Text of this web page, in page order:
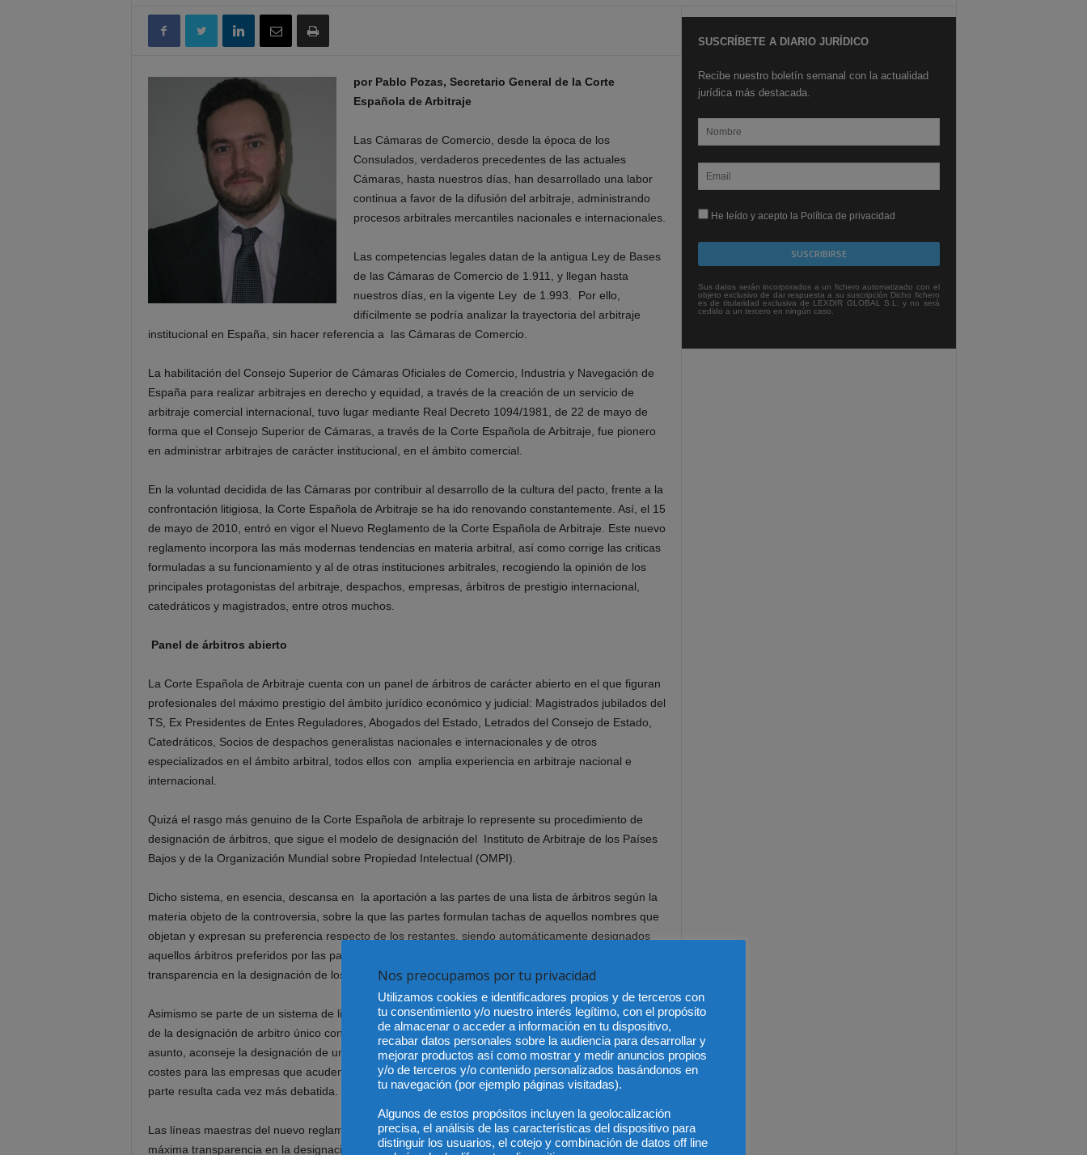
por Pablo Pozas, Secretario General de la Corte
Española de Arbitraje
Las Cámaras de Comercio, desde la época de los
Consulados, verdaderos precedentes de las actuales
Cámaras, hasta nuestros días, han desarrollado una labor
continua a favor de la difusión del arbitraje, administrando
procesos arbitrales mercantiles nacionales e internacionales.
Las competencias legales datan de la antigua Ley de Bases
de las Cámaras de Comercio de 1.911, y llegan hasta
nuestros días, en la vigente Ley de 1.993. Por ello,
difícilmente se podría analizar la trayectoria del arbitraje
institucional en España, sin hacer referencia a las Cámaras de Comercio.
La habilitación del Consejo Superior de Cámaras Oficiales de Comercio, Industria y Navegación de
España para realizar arbitrajes en derecho y equidad, a través de la creación de un servicio de
arbitraje comercial internacional, tuvo lugar mediante Real Decreto 1094/1981, de 22 de mayo de
forma que el Consejo Superior de Cámaras, a través de la Corte Española de Arbitraje, fue pionero
en administrar arbitrajes de carácter institucional, en el ámbito comercial.
En la voluntad decidida de las Cámaras por contribuir al desarrollo de la cultura del pacto, frente a la
confrontación litigiosa, la Corte Española de Arbitraje se ha ido renovando constantemente. Así, el 15
de mayo de 2010, entró en vigor el Nuevo Reglamento de la Corte Española de Arbitraje. Este nuevo
reglamento incorpora las más modernas tendencias en materia arbitral, así como corrige las criticas
formuladas a su funcionamiento y al de otras instituciones arbitrales, recogiendo la opinión de los
principales protagonistas del arbitraje, despachos, empresas, árbitros de prestigio internacional,
catedráticos y magistrados, entre otros muchos.
Panel de árbitros abierto
La Corte Española de Arbitraje cuenta con un panel de árbitros de carácter abierto en el que figuran
profesionales del máximo prestigio del ámbito jurídico económico y judicial: Magistrados jubilados del
TS, Ex Presidentes de Entes Reguladores, Abogados del Estado, Letrados del Consejo de Estado,
Catedráticos, Socios de despachos generalistas nacionales e internacionales y de otros
especializados en el ámbito arbitral, todos ellos con amplia experiencia en arbitraje nacional e
internacional.
Quizá el rasgo más genuino de la Corte Española de arbitraje lo represente su procedimiento de
designación de árbitros, que sigue el modelo de designación del Instituto de Arbitraje de los Países
Bajos y de la Organización Mundial sobre Propiedad Intelectual (OMPI).
Dicho sistema, en esencia, descansa en la aportación a las partes de una lista de árbitros según la
materia objeto de la controversia, sobre la que las partes formulan tachas de aquellos nombres que
objetan y expresan su preferencia respecto de los restantes, siendo automáticamente designados
aquellos árbitros preferidos por las partes. Este sistema aporta las mayores garantías de
transparencia en la designación de los árbitros.
Asimismo se parte de un sistema de listas abiertas, más respetuoso con la voluntad de las partes, y
de la designación de arbitro único con carácter general, salvo que las partes o la complejidad del
asunto, aconseje la designación de un Colegio arbitral; con ello se persigue un mayor ahorro de
costes para las empresas que acuden al arbitraje, en un momento en que la figura del arbitro de
parte resulta cada vez más debatida.
Las líneas maestras del nuevo reglamento pretenden dotar a la Corte Española de Arbitraje de la
máxima transparencia en la designación de los árbitros e impulsar la economía y rapidez en la
SUSCRÍBETE A DIARIO JURÍDICO
Recibe nuestro boletín semanal con la actualidad
jurídica más destacada.
He leído y acepto la Política de privacidad
Sus datos serán incorporados a un fichero automatizado con el
objeto exclusivo de dar respuesta a su suscripción Dicho fichero
es de titularidad exclusiva de LEXDIR GLOBAL S.L. y no será
cedido a un tercero en ningún caso.
Nos preocupamos por tu privacidad
Utilizamos cookies e identificadores propios y de terceros con
tu consentimiento y/o nuestro interés legítimo, con el propósito
de almacenar o acceder a información en tu dispositivo,
recabar datos personales sobre la audiencia para desarrollar y
mejorar productos así como mostrar y medir anuncios propios
y/o de terceros y/o contenido personalizados basándonos en
tu navegación (por ejemplo páginas visitadas).
Algunos de estos propósitos incluyen la geolocalización
precisa, el análisis de las características del dispositivo para
distinguir los usuarios, el cotejo y combinación de datos off line